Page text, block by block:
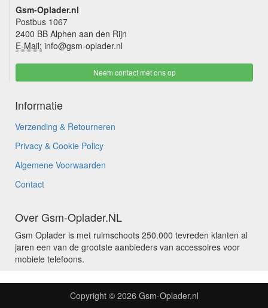
Gsm-Oplader.nl
Postbus 1067
2400 BB Alphen aan den Rijn
E-Mail: info@gsm-oplader.nl
Neem contact met ons op
Informatie
Verzending & Retourneren
Privacy & Cookie Policy
Algemene Voorwaarden
Contact
Over Gsm-Oplader.NL
Gsm Oplader is met ruimschoots 250.000 tevreden klanten al
jaren een van de grootste aanbieders van accessoires voor
mobiele telefoons.
Copyright © 2026 Gsm-Oplader.nl